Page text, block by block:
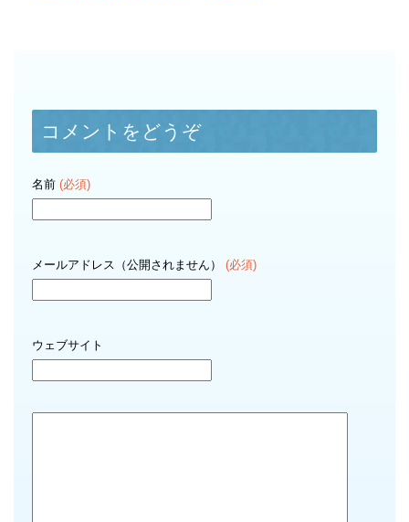
コメントをどうぞ
名前 (必須)
メールアドレス（公開されません） (必須)
ウェブサイト